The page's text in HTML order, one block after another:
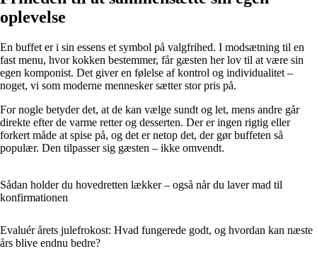
oplevelse
En buffet er i sin essens et symbol på valgfrihed. I modsætning til en
fast menu, hvor kokken bestemmer, får gæsten her lov til at være sin
egen komponist. Det giver en følelse af kontrol og individualitet –
noget, vi som moderne mennesker sætter stor pris på.
For nogle betyder det, at de kan vælge sundt og let, mens andre går
direkte efter de varme retter og desserten. Der er ingen rigtig eller
forkert måde at spise på, og det er netop det, der gør buffeten så
populær. Den tilpasser sig gæsten – ikke omvendt.
Sådan holder du hovedretten lækker – også når du laver mad til
konfirmationen
Evaluér årets julefrokost: Hvad fungerede godt, og hvordan kan næste
års blive endnu bedre?